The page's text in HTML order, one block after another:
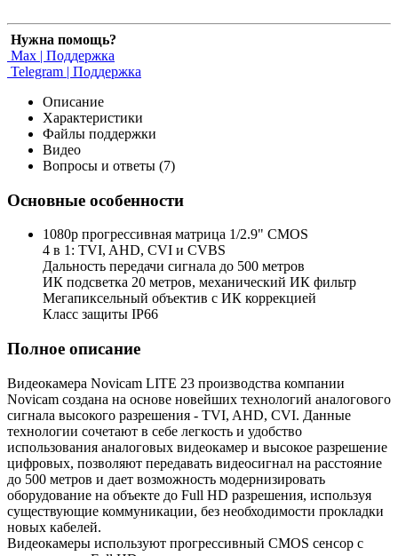
Нужна помощь?
Max | Поддержка
Telegram | Поддержка
Описание
Характеристики
Файлы поддержки
Видео
Вопросы и ответы (7)
Основные особенности
1080p прогрессивная матрица 1/2.9" CMOS
4 в 1: TVI, AHD, CVI и CVBS
Дальность передачи сигнала до 500 метров
ИК подсветка 20 метров, механический ИК фильтр
Мегапиксельный объектив с ИК коррекцией
Класс защиты IP66
Полное описание
Видеокамера Novicam LITE 23 производства компании
Novicam создана на основе новейших технологий аналогового
сигнала высокого разрешения - TVI, AHD, CVI. Данные
технологии сочетают в себе легкость и удобство
использования аналоговых видеокамер и высокое разрешение
цифровых, позволяют передавать видеосигнал на расстояние
до 500 метров и дает возможность модернизировать
оборудование на объекте до Full HD разрешения, используя
существующие коммуникации, без необходимости прокладки
новых кабелей.
Видеокамеры используют прогрессивный CMOS сенсор c